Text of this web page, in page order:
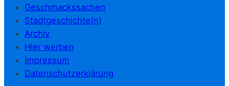
Geschmackssachen
Stadtgeschichte(n)
Archiv
Hier werben
Impressum
Datenschutzerklärung